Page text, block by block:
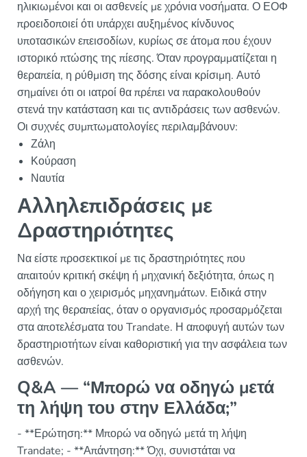
ηλικιωμένοι και οι ασθενείς με χρόνια νοσήματα. Ο ΕΟΦ
προειδοποιεί ότι υπάρχει αυξημένος κίνδυνος
υποτασικών επεισοδίων, κυρίως σε άτομα που έχουν
ιστορικό πτώσης της πίεσης. Όταν προγραμματίζεται η
θεραπεία, η ρύθμιση της δόσης είναι κρίσιμη. Αυτό
σημαίνει ότι οι ιατροί θα πρέπει να παρακολουθούν
στενά την κατάσταση και τις αντιδράσεις των ασθενών.
Οι συχνές συμπτωματολογίες περιλαμβάνουν:
Ζάλη
Κούραση
Ναυτία
Αλληλεπιδράσεις με
Δραστηριότητες
Να είστε προσεκτικοί με τις δραστηριότητες που
απαιτούν κριτική σκέψη ή μηχανική δεξιότητα, όπως η
οδήγηση και ο χειρισμός μηχανημάτων. Ειδικά στην
αρχή της θεραπείας, όταν ο οργανισμός προσαρμόζεται
στα αποτελέσματα του Trandate. Η αποφυγή αυτών των
δραστηριοτήτων είναι καθοριστική για την ασφάλεια των
ασθενών.
Q&A — “Μπορώ να οδηγώ μετά
τη λήψη του στην Ελλάδα;”
- **Ερώτηση:** Μπορώ να οδηγώ μετά τη λήψη
Trandate; - **Απάντηση:** Όχι, συνιστάται να